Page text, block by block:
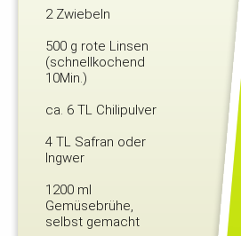
2 Zwiebeln
500 g rote Linsen
(schnellkochend
10Min.)
ca. 6 TL Chilipulver
4 TL Safran oder
Ingwer
1200 ml
Gemüsebrühe,
selbst gemacht